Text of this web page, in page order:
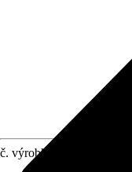
č. výrobku